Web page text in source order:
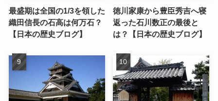
最盛期は全国の1/3を領した
織田信長の石高は何万石？
【日本の歴史ブログ】
徳川家康から豊臣秀吉へ寝
返った石川数正の最後と
は？【日本の歴史ブログ】